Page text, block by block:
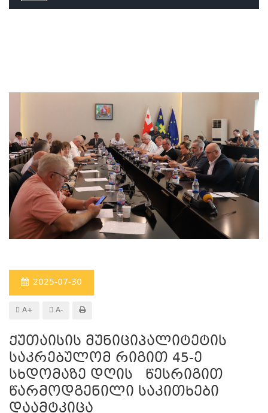
2025-07-30
A+ A-
ქუთაისის მუნიციპალიტეტის
საკრებულომ რიგით 45-ე
სხდომაზე დღის წესრიგით
წარმოდგენილი საკითხები